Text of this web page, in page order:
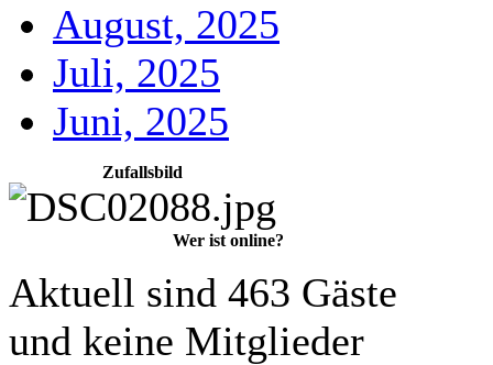
August, 2025
Juli, 2025
Juni, 2025
Zufallsbild
Wer ist online?
Aktuell sind 463 Gäste
und keine Mitglieder